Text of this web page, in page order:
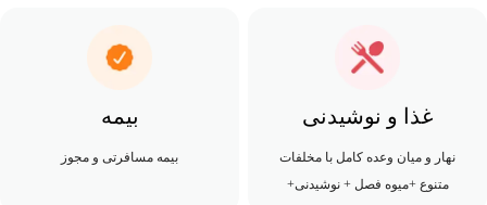
غذا و نوشیدنی
نهار و میان وعده کامل با مخلفات
متنوع +میوه فصل + نوشیدنی+
بیمه
بیمه مسافرتی و مجوز